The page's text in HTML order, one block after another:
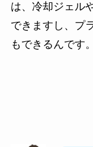
は、冷却ジェル
できますし、プ
もできるんです。